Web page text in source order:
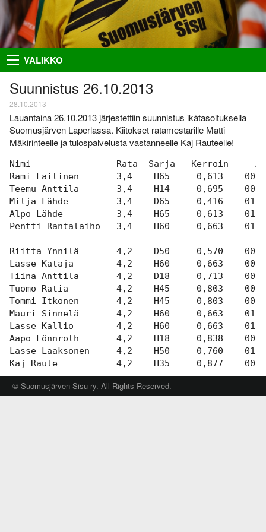
VALIKKO
Takaisin
Hiihto
Palloilu- ja yleisurheilu
Sisumaja
Suunnistus
Uutiset
Kalenteri
Menneitä
Takaisin
Riston Hölkkä
Ykkössuunnat
AIEMMAT
Salon Seudun Rastiviesti 2023
Karjalan Liiton
suunnistusmestaruuskilpailut
28.8.2021
Varsinais-Suomen Rastipäivät
8.–9.8.2020
7.9.2018
Varsinais-Suomen AM-
keskimatka 3.6.2018
Tulosarkisto
Takaisin
Kuvat
Puvut
SUUNNISTAJILLE
Ilmoittautumisohjeet
Irma
Netti-ilmo
JÄSENTEN SIVUJA
Timo Rapakko
Intranet
Ylläpito
Takaisin
Seuraesittely
Organisaatio
SEURAA MEITÄ
Facebook
Flickr
RSS
Suunnistus 26.10.2013
28.10.2013
Lauantaina 26.10.2013 järjestettiin suunnistus ikätasoituksella
Suomusjärven Laperlassa. Kiitokset ratamestarille Matti
Mäkirinteelle ja tulospalvelusta vastanneelle Kaj Rauteelle!
Nimi                Rata  Sarja   Kerroin
Rami Laitinen       3,4    H65     0,613
Teemu Anttila       3,4    H14     0,695
Milja Lähde         3,4    D65     0,416
Alpo Lähde          3,4    H65     0,613
Pentti Rantalaiho   3,4    H60     0,663
Riitta Ynnilä       4,2    D50     0,570
Lasse Kataja        4,2    H60     0,663
Tiina Anttila       4,2    D18     0,713
Tuomo Ratia         4,2    H45     0,803
Tommi Itkonen       4,2    H45     0,803
Mauri Sinnelä       4,2    H60     0,663
Lasse Kallio        4,2    H60     0,663
Aapo Lönnroth       4,2    H18     0,838
Lasse Laaksonen     4,2    H50     0,760
© Suomusjärven Sisu ry. All Rights Reserved.